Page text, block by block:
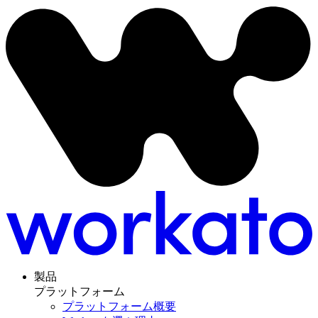
製品
プラットフォーム
プラットフォーム概要